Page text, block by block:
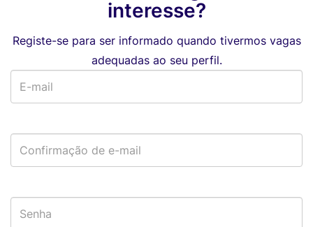
interesse?
Registe-se para ser informado quando tivermos vagas
adequadas ao seu perfil.